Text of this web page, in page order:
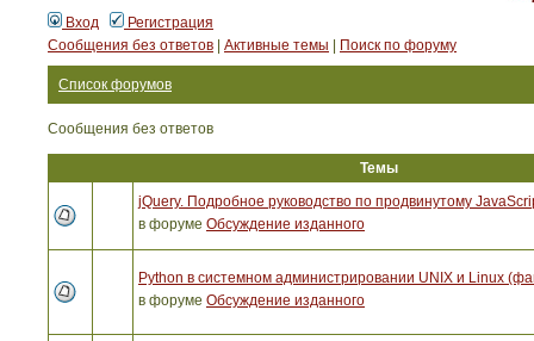
Вход
Регистрация
Сообщения без ответов
Активные темы Поиск по форуму
Список форумов
Сообщения без ответов
Темы
jQuery. Подробное руководство по продвинутому
в форуме Обсуждение изданного
Python в системном администрировании UNIX и Linux
в форуме Обсуждение изданного